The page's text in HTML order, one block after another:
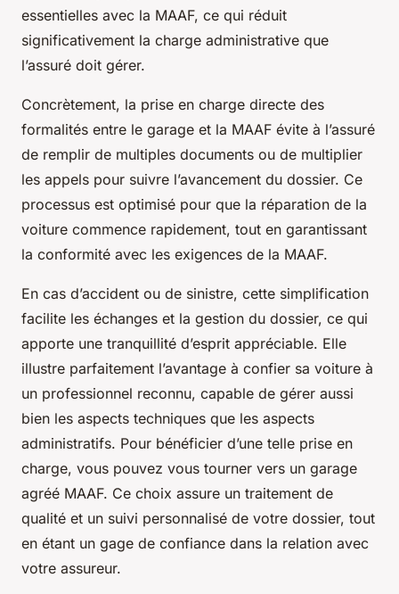
essentielles avec la MAAF, ce qui réduit
significativement la charge administrative que
l’assuré doit gérer.
Concrètement, la prise en charge directe des
formalités entre le garage et la MAAF évite à l’assuré
de remplir de multiples documents ou de multiplier
les appels pour suivre l’avancement du dossier. Ce
processus est optimisé pour que la réparation de la
voiture commence rapidement, tout en garantissant
la conformité avec les exigences de la MAAF.
En cas d’accident ou de sinistre, cette simplification
facilite les échanges et la gestion du dossier, ce qui
apporte une tranquillité d’esprit appréciable. Elle
illustre parfaitement l’avantage à confier sa voiture à
un professionnel reconnu, capable de gérer aussi
bien les aspects techniques que les aspects
administratifs. Pour bénéficier d’une telle prise en
charge, vous pouvez vous tourner vers un garage
agréé MAAF. Ce choix assure un traitement de
qualité et un suivi personnalisé de votre dossier, tout
en étant un gage de confiance dans la relation avec
votre assureur.